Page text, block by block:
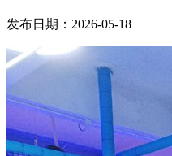
发布日期：2026-05-18